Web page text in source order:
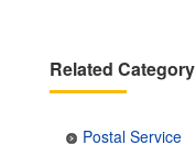
Related Category
Postal Service